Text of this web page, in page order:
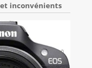
inconvénients